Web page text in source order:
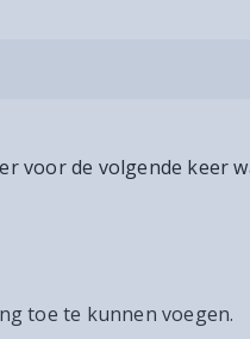
voor de volgende keer
toe te kunnen voegen.